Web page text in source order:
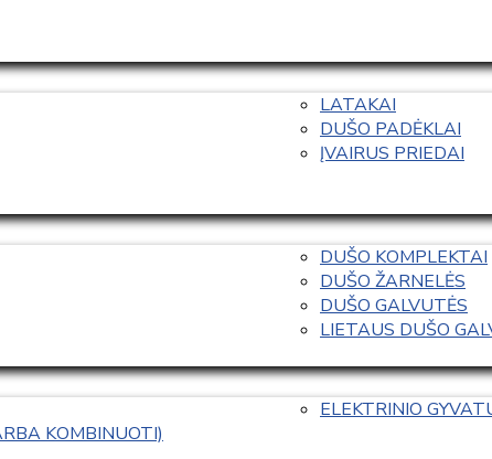
LATAKAI
DUŠO PADĖKLAI
ĮVAIRUS PRIEDAI
DUŠO KOMPLEKTAI
DUŠO ŽARNELĖS
DUŠO GALVUTĖS
LIETAUS DUŠO
KOMBINUOTI)
ELEKTRINIO